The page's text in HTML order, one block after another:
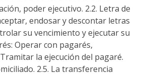
poder ejecutivo. 2.2. Letra de
endosar y descontar letras
su vencimiento y ejecutar su
Operar con pagarés,
la ejecución del pagaré.
2.5. La transferencia